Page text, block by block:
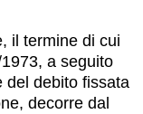
il termine di cui
a seguito
del debito fissata
decorre dal